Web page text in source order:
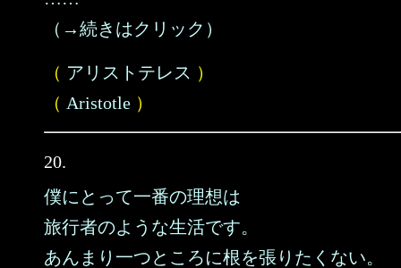
（→続きはクリック）
（ アリストテレス ）
（ Aristotle ）
20.
僕にとって一番の理想は
旅行者のような生活です。
あんまり一つところに根を張りたくない。